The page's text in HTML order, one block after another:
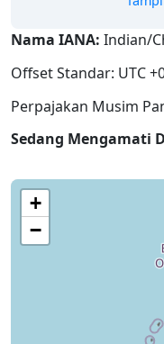
Nama IANA: Indian/
Offset Standar: UTC
Perpajakan Musim
Sedang Mengamati
+
−